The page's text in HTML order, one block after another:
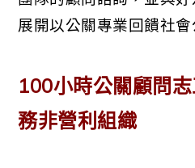
展開以公關專業回饋社會
100小時公關顧問
務非營利組織